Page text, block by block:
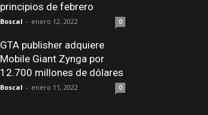
principios de febrero
Boscal - enero 12, 2022 0
GTA publisher adquiere
Mobile Giant Zynga por
12.700 millones de dólares
Boscal - enero 11, 2022 0